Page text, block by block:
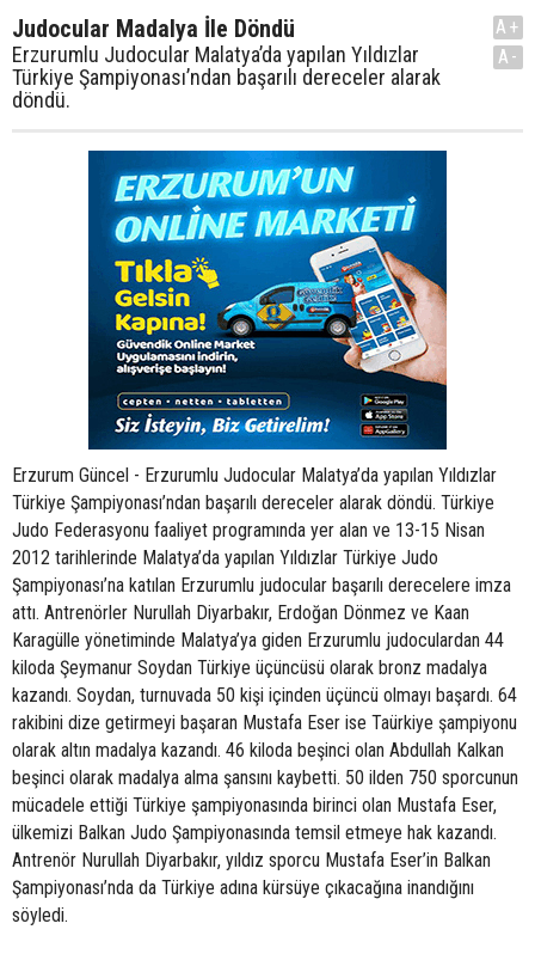
Judocular Madalya İle Döndü
Erzurumlu Judocular Malatya’da yapılan Yıldızlar
Türkiye Şampiyonası’ndan başarılı dereceler alarak
döndü.
A+
A-
Erzurum Güncel - Erzurumlu Judocular Malatya’da yapılan Yıldızlar
Türkiye Şampiyonası’ndan başarılı dereceler alarak döndü. Türkiye
Judo Federasyonu faaliyet programında yer alan ve 13-15 Nisan
2012 tarihlerinde Malatya’da yapılan Yıldızlar Türkiye Judo
Şampiyonası’na katılan Erzurumlu judocular başarılı derecelere imza
attı. Antrenörler Nurullah Diyarbakır, Erdoğan Dönmez ve Kaan
Karagülle yönetiminde Malatya’ya giden Erzurumlu judoculardan 44
kiloda Şeymanur Soydan Türkiye üçüncüsü olarak bronz madalya
kazandı. Soydan, turnuvada 50 kişi içinden üçüncü olmayı başardı. 64
rakibini dize getirmeyi başaran Mustafa Eser ise Taürkiye şampiyonu
olarak altın madalya kazandı. 46 kiloda beşinci olan Abdullah Kalkan
beşinci olarak madalya alma şansını kaybetti. 50 ilden 750 sporcunun
mücadele ettiği Türkiye şampiyonasında birinci olan Mustafa Eser,
ülkemizi Balkan Judo Şampiyonasında temsil etmeye hak kazandı.
Antrenör Nurullah Diyarbakır, yıldız sporcu Mustafa Eser’in Balkan
Şampiyonası’nda da Türkiye adına kürsüye çıkacağına inandığını
söyledi.